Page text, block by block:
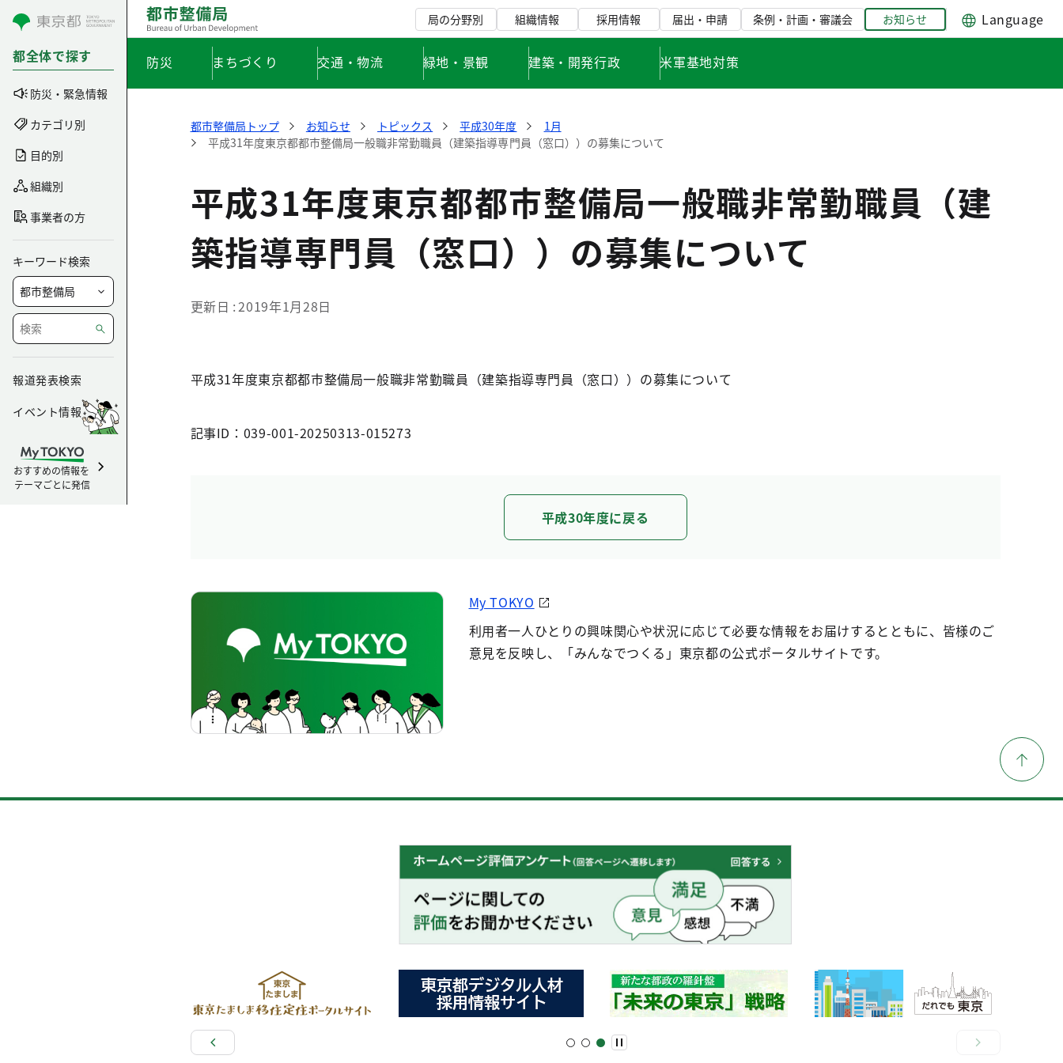
コンテンツにスキップ
都全体で探す
防災・緊急情報
カテゴリ別
目的別
組織別
事業者の方
キーワード検索
報道発表検索
イベント情報
おすすめの情報を
テーマごとに発信
局の分野別 組織情報 採用情報 届出・申請 条例・計画・審議会 お知らせ Language
防災 まちづくり 交通・物流 緑地・景観 建築・開発行政 米軍基地対策
都市整備局トップ お知らせ トピックス 平成30年度
1月
平成31年度東京都都市整備局一般職非常勤職員（建築指導専門員（窓口））の募集について
平成31年度東京都都市整備局一般職非常勤職員（建
築指導専門員（窓口））の募集について
更新日 2019年1月28日
平成31年度東京都都市整備局一般職非常勤職員（建築指導専門員（窓口））の募集について
記事ID：039-001-20250313-015273
平成30年度に戻る
My TOKYO
利用者一人ひとりの興味関心や状況に応じて必要な情報をお届けするとともに、皆様のご
意見を反映し、「みんなでつくる」東京都の公式ポータルサイトです。